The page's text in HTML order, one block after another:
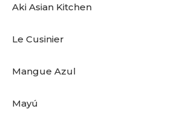
Aki Asian Kitchen
Le Cusinier
Mangue Azul
Mayú